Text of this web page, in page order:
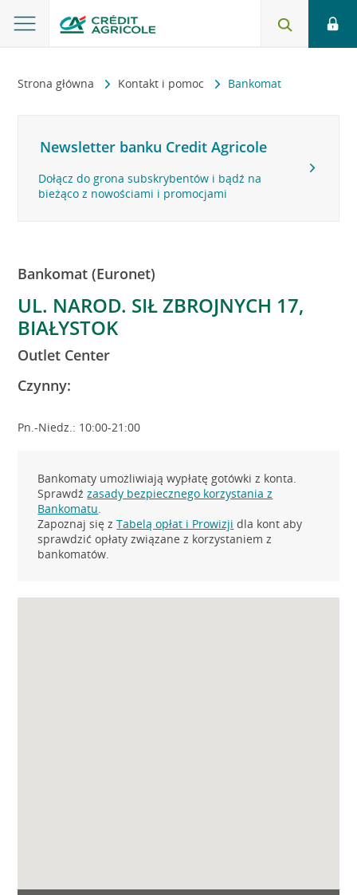
Strona główna Kontakt i pomoc Bankomat
Newsletter banku Credit Agricole
Dołącz do grona subskrybentów i bądź na
bieżąco z nowościami i promocjami
Bankomat (Euronet)
UL. NAROD. SIŁ ZBROJNYCH 17,
BIAŁYSTOK
Outlet Center
Czynny:
Pn.-Niedz.: 10:00-21:00
Bankomaty umożliwiają wypłatę gotówki z konta.
Sprawdźzasady bezpiecznego korzystania z
Bankomatu.
Zapoznaj się zTabelą opłat i Prowizji dla kont aby
sprawdzić opłaty związane z korzystaniem z
bankomatów.